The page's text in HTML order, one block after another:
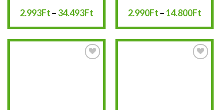
2.993Ft – 34.493Ft Ártartomány:
-
34.493Ft
2.990Ft – 14.800Ft
-